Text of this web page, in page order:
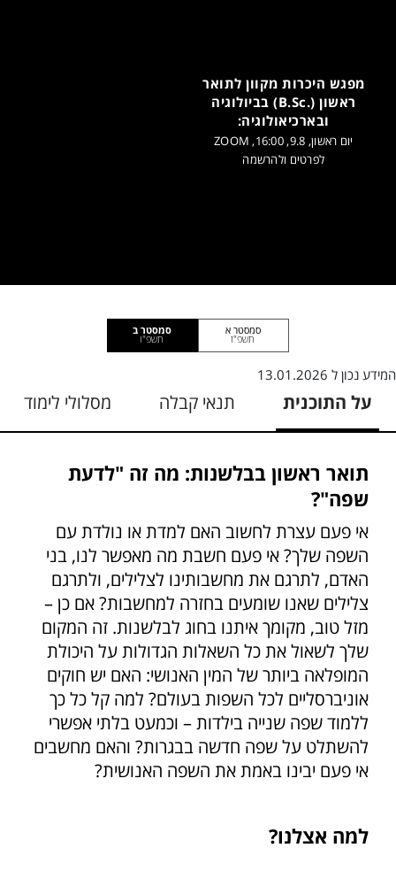
מפגש היכרות מקוון לתואר
ראשון (.B.Sc) בביולוגיה
ובארכיאולוגיה:
יום ראשון, 9.8, 16:00, ZOOM
לפרטים ולהרשמה
סמסטר א
תשפ"ז
סמסטר ב
תשפ"ו
המידע נכון ל 13.01.2026
על התוכנית תנאי קבלה מסלולי לימוד
תואר ראשון בבלשנות: מה זה "לדעת
שפה"?
אי פעם עצרת לחשוב האם למדת או נולדת עם
השפה שלך? אי פעם חשבת מה מאפשר לנו, בני
האדם, לתרגם את מחשבותינו לצלילים, ולתרגם
צלילים שאנו שומעים בחזרה למחשבות? אם כן –
מזל טוב, מקומך איתנו בחוג לבלשנות. זה המקום
שלך לשאול את כל השאלות הגדולות על היכולת
המופלאה ביותר של המין האנושי: האם יש חוקים
אוניברסליים לכל השפות בעולם? למה קל כל כך
ללמוד שפה שנייה בילדות – וכמעט בלתי אפשרי
להשתלט על שפה חדשה בבגרות? והאם מחשבים
אי פעם יבינו באמת את השפה האנושית?
למה אצלנו?